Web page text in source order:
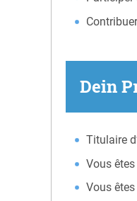
Dein
Titulaire
Vous
Vous